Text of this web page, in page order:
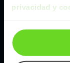
privacidad y
mano y
Volvo V90 Cross